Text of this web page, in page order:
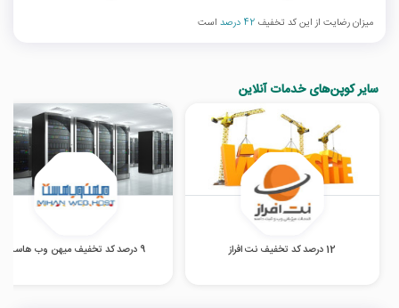
میزان رضایت از این کد تخفیف 42 درصد است
سایر کوپن‌های خدمات آنلاین
12 درصد کد تخفیف نت افراز 9 درصد کد تخفیف میهن وب هاست